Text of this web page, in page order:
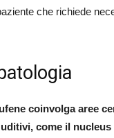
che richiede
coinvolga aree
come il